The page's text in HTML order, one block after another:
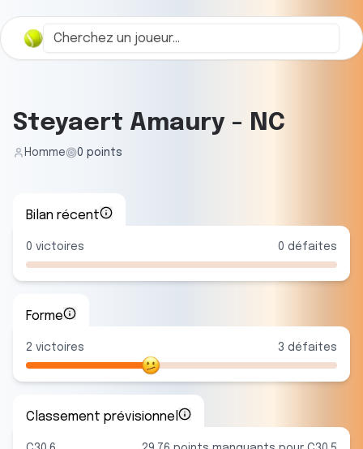
Steyaert Amaury - NC
Homme 0 points
Bilan récent
0 victoires 0 défaites
Forme
2 victoires 3 défaites
Classement prévisionnel